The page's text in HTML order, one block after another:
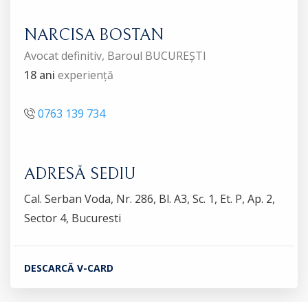
NARCISA BOSTAN
Avocat definitiv, Baroul BUCUREȘTI
18 ani experiență
0763 139 734
ADRESĂ SEDIU
Cal. Serban Voda, Nr. 286, Bl. A3, Sc. 1, Et. P, Ap. 2,
Sector 4, Bucuresti
DESCARCĂ V-CARD